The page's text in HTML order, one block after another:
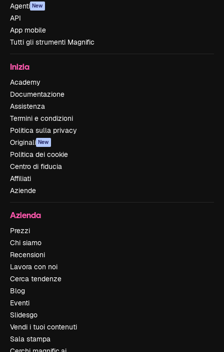
Agenti New
API
App mobile
Tutti gli strumenti Magnific
Inizia
Academy
Documentazione
Assistenza
Termini e condizioni
Politica sulla privacy
Originali New
Politica dei cookie
Centro di fiducia
Affiliati
Aziende
Azienda
Prezzi
Chi siamo
Recensioni
Lavora con noi
Cerca tendenze
Blog
Eventi
Slidesgo
Vendi i tuoi contenuti
Sala stampa